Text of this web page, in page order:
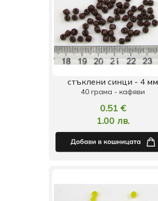
стъклени синци - 4 мм
40 грама - кафяви
0.51 €
1.00 лв.